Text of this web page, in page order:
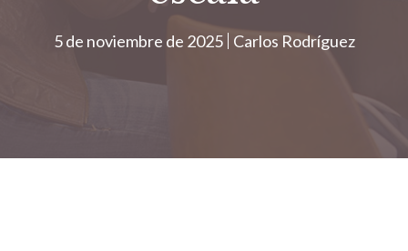
5 de noviembre de 2025 Carlos Rodríguez